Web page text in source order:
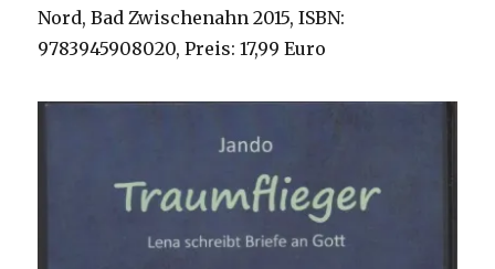
Nord, Bad Zwischenahn 2015, ISBN:
9783945908020, Preis: 17,99 Euro